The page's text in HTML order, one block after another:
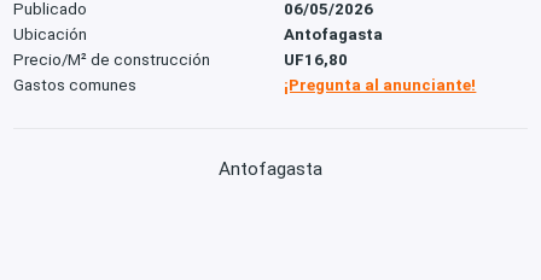
Publicado
06/05/2026
Ubicación
Antofagasta
Precio/M² de construcción
UF16,80
Gastos comunes
¡Pregunta al anunciante!
Antofagasta